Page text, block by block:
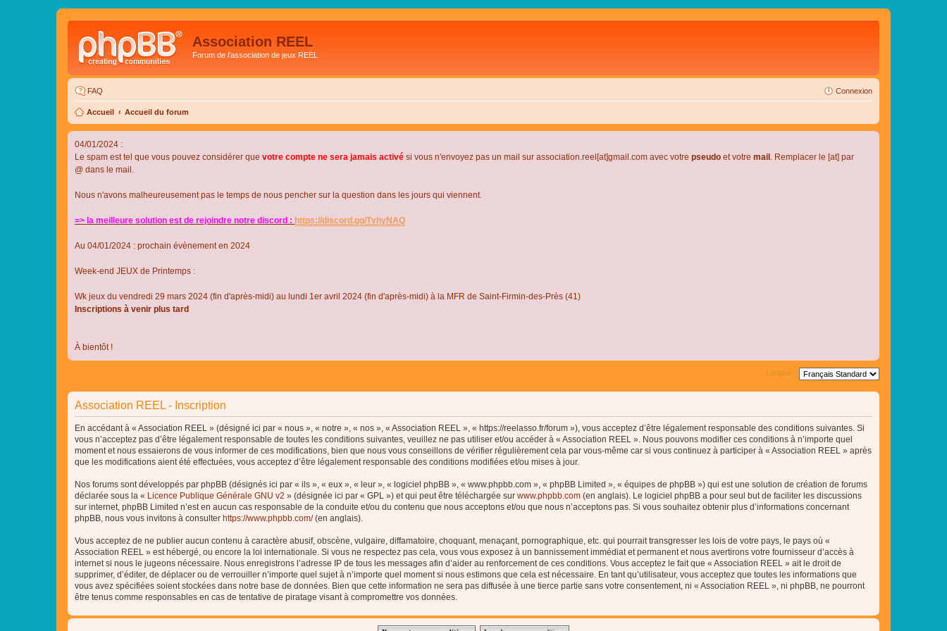
Association REEL
Forum de l'association de jeux REEL
FAQ Connexion
Accueil Accueil du forum
04/01/2024 :
Le spam est tel que vous pouvez considérer que votre compte ne sera jamais activé si vous n'envoyez pas un mail sur association.reel[at]gmail.com avec votre pseudo et votre mail . Remplacer le [at] par
@ dans le mail.
Nous n'avons malheureusement pas le temps de nous pencher sur la question dans les jours qui viennent.
=> la meilleure solution est de rejoindre notre discord : https://discord.gg/TvhyNAQ
Au 04/01/2024 : prochain évènement en 2024
Week-end JEUX de Printemps :
Wk jeux du vendredi 29 mars 2024 (fin d'après-midi) au lundi 1er avril 2024 (fin d'après-midi) à la MFR de Saint-Firmin-des-Près (41)
Inscriptions à venir plus tard
À bientôt !
Langue :
Association REEL - Inscription
En accédant à « Association REEL » (désigné ici par « nous », « notre », « nos », « Association REEL », « https://reelasso.fr/forum »), vous acceptez d’être légalement responsable des conditions suivantes. Si
vous n’acceptez pas d’être légalement responsable de toutes les conditions suivantes, veuillez ne pas utiliser et/ou accéder à « Association REEL ». Nous pouvons modifier ces conditions à n’importe quel
moment et nous essaierons de vous informer de ces modifications, bien que nous vous conseillons de vérifier régulièrement cela par vous-même car si vous continuez à participer à « Association REEL » après
que les modifications aient été effectuées, vous acceptez d’être légalement responsable des conditions modifiées et/ou mises à jour.
Nos forums sont développés par phpBB (désignés ici par « ils », « eux », « leur », « logiciel phpBB », « www.phpbb.com », « phpBB Limited », « équipes de phpBB ») qui est une solution de création de forums
déclarée sous la « Licence Publique Générale GNU v2 » (désignée ici par « GPL ») et qui peut être téléchargée sur www.phpbb.com (en anglais). Le logiciel phpBB a pour seul but de faciliter les discussions
sur internet, phpBB Limited n’est en aucun cas responsable de la conduite et/ou du contenu que nous acceptons et/ou que nous n’acceptons pas. Si vous souhaitez obtenir plus d’informations concernant
phpBB, nous vous invitons à consulter https://www.phpbb.com/(en anglais).
Vous acceptez de ne publier aucun contenu à caractère abusif, obscène, vulgaire, diffamatoire, choquant, menaçant, pornographique, etc. qui pourrait transgresser les lois de votre pays, le pays où «
Association REEL » est hébergé, ou encore la loi internationale. Si vous ne respectez pas cela, vous vous exposez à un bannissement immédiat et permanent et nous avertirons votre fournisseur d’accès à
internet si nous le jugeons nécessaire. Nous enregistrons l’adresse IP de tous les messages afin d’aider au renforcement de ces conditions. Vous acceptez le fait que « Association REEL » ait le droit de
supprimer, d’éditer, de déplacer ou de verrouiller n’importe quel sujet à n’importe quel moment si nous estimons que cela est nécessaire. En tant qu’utilisateur, vous acceptez que toutes les informations que
vous avez spécifiées soient stockées dans notre base de données. Bien que cette information ne sera pas diffusée à une tierce partie sans votre consentement, ni « Association REEL », ni phpBB, ne pourront
être tenus comme responsables en cas de tentative de piratage visant à compromettre vos données.